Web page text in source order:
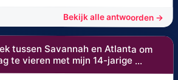
Bekijk alle antwoorden →
tussen Savannah en Atlanta om
te vieren met mijn 14-jarige ...